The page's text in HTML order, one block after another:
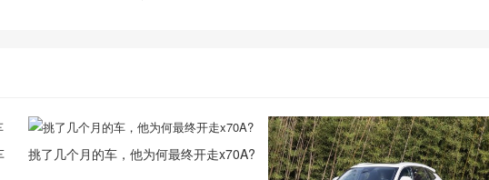
挑了几个月的车，他为何最终开走x70A?